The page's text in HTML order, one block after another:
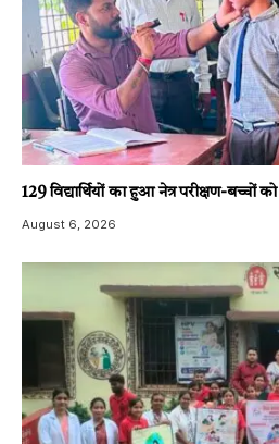
129 विद्यार्थियों का हुआ नेत्र परीक्षण-बच्चों
August 6, 2026